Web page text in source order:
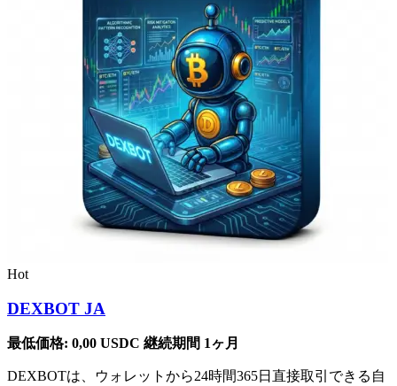
Hot
DEXBOT JA
最低価格: 0,00 USDC 継続期間 1ヶ月
DEXBOTは、ウォレットから24時間365日直接取引できる自